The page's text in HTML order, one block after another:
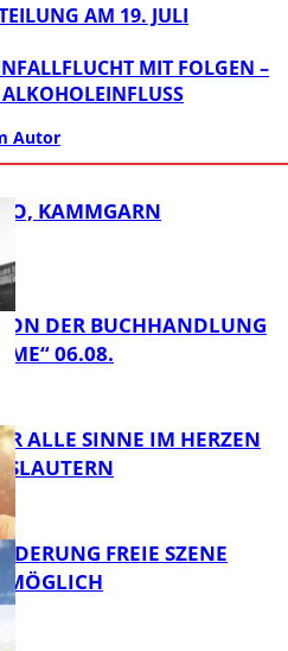
AM 19. JULI
MIT FOLGEN –
Autor
KAMMGARN
VON DER BUCHHANDLUNG
06.08.
ALLE SINNE IM HERZEN
FREIE SZENE
MÖGLICH